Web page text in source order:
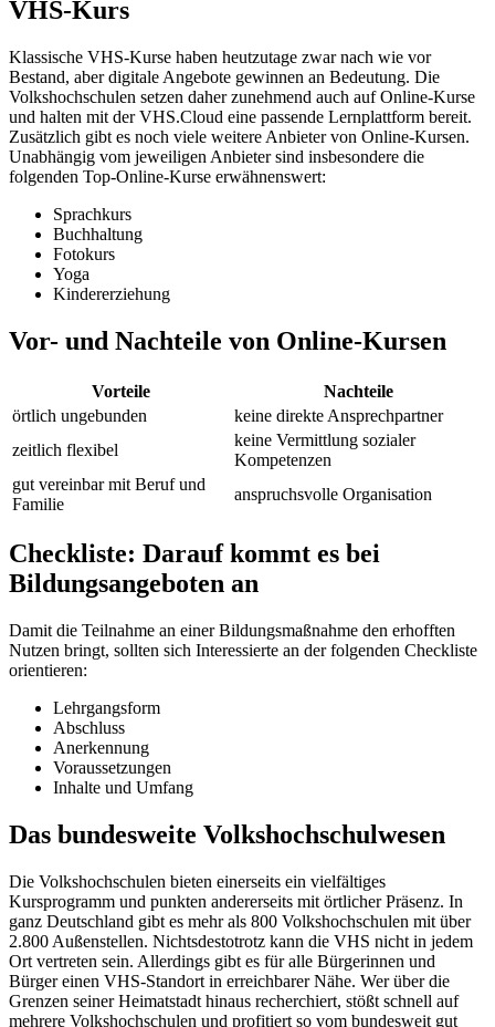
VHS-Kurs
Klassische VHS-Kurse haben heutzutage zwar nach wie vor
Bestand, aber digitale Angebote gewinnen an Bedeutung. Die
Volkshochschulen setzen daher zunehmend auch auf Online-Kurse
und halten mit der VHS.Cloud eine passende Lernplattform bereit.
Zusätzlich gibt es noch viele weitere Anbieter von Online-Kursen.
Unabhängig vom jeweiligen Anbieter sind insbesondere die
folgenden Top-Online-Kurse erwähnenswert:
Sprachkurs
Buchhaltung
Fotokurs
Yoga
Kindererziehung
Vor- und Nachteile von Online-Kursen
Vorteile
Nachteile
örtlich ungebunden
keine direkte Ansprechpartner
zeitlich flexibel
keine Vermittlung sozialer
Kompetenzen
gut vereinbar mit Beruf und
Familie
anspruchsvolle Organisation
Checkliste: Darauf kommt es bei
Bildungsangeboten an
Damit die Teilnahme an einer Bildungsmaßnahme den erhofften
Nutzen bringt, sollten sich Interessierte an der folgenden Checkliste
orientieren:
Lehrgangsform
Abschluss
Anerkennung
Voraussetzungen
Inhalte und Umfang
Das bundesweite Volkshochschulwesen
Die Volkshochschulen bieten einerseits ein vielfältiges
Kursprogramm und punkten andererseits mit örtlicher Präsenz. In
ganz Deutschland gibt es mehr als 800 Volkshochschulen mit über
2.800 Außenstellen. Nichtsdestotrotz kann die VHS nicht in jedem
Ort vertreten sein. Allerdings gibt es für alle Bürgerinnen und
Bürger einen VHS-Standort in erreichbarer Nähe. Wer über die
Grenzen seiner Heimatstadt hinaus recherchiert, stößt schnell auf
mehrere Volkshochschulen und profitiert so vom bundesweit gut